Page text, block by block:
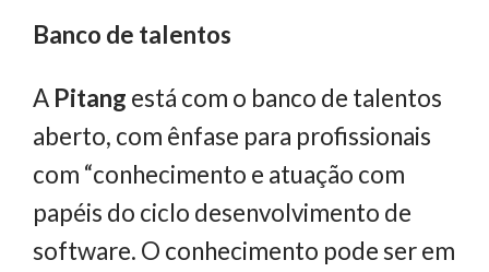
Banco de talentos
A Pitang está com o banco de talentos
aberto, com ênfase para profissionais
com “conhecimento e atuação com
papéis do ciclo desenvolvimento de
software. O conhecimento pode ser em